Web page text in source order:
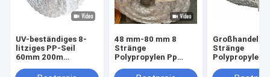
UV-beständiges 8-
litziges PP-Seil
60mm 200m
Polypropylen-
48 mm-80 mm 8
Stränge
Polypropylen Pp
Farbe mit CCS-
Großhandel 8
Stränge
Polypropylen